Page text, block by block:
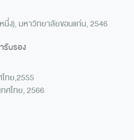
ง), มหาวิทยาลัยขอนแก่น, 2546
รับรอง
ทย,2555
ศไทย, 2566